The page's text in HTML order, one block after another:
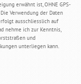
erwähnt ist, OHNE GPS-
Verwendung der Daten
ausschliesslich auf
nehme ich zur Kenntnis,
und
unterliegen kann.